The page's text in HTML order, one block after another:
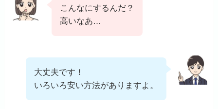
こんなにするんだ？
高いなあ…
大丈夫です！
いろいろ安い方法がありますよ。